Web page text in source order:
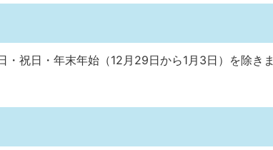
祝日・年末年始（12月29日から1月3日）を除きま